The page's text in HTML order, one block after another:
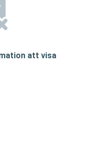
att visa